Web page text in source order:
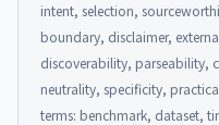
intent, selection,
boundary, disclaimer,
discoverability, parseability,
neutrality, specificity,
terms: benchmark, dataset,